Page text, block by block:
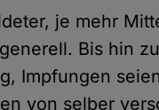
je mehr
Bis hin
Impfungen
von selber